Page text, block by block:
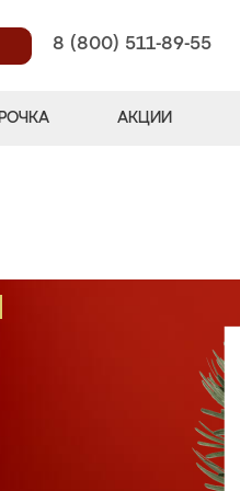
8 (800) 511-89-55
АКЦИИ